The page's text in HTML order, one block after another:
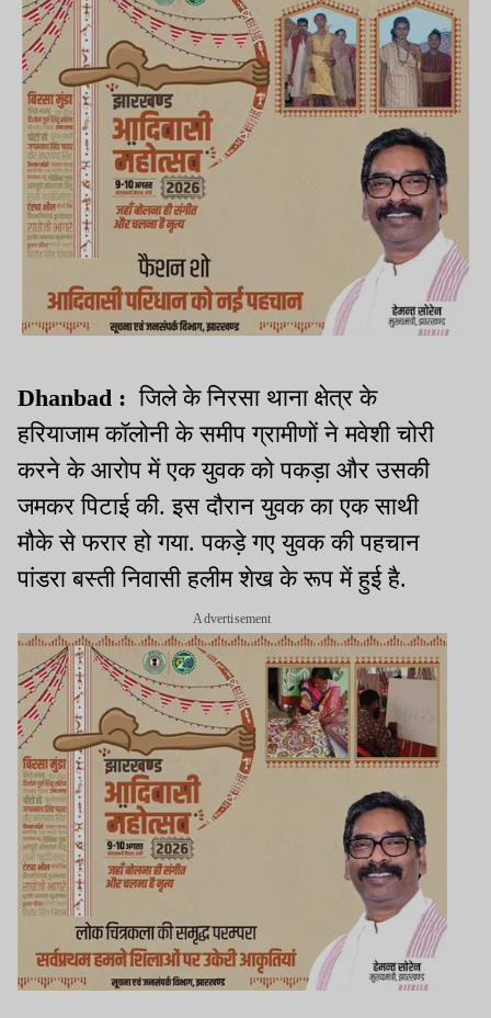
Dhanbad :जिले के निरसा थाना क्षेत्र के
हरियाजाम कॉलोनी के समीप ग्रामीणों ने मवेशी चोरी
करने के आरोप में एक युवक को पकड़ा और उसकी
जमकर पिटाई की. इस दौरान युवक का एक साथी
मौके से फरार हो गया. पकड़े गए युवक की पहचान
पांडरा बस्ती निवासी हलीम शेख के रूप में हुई है.
Advertisement